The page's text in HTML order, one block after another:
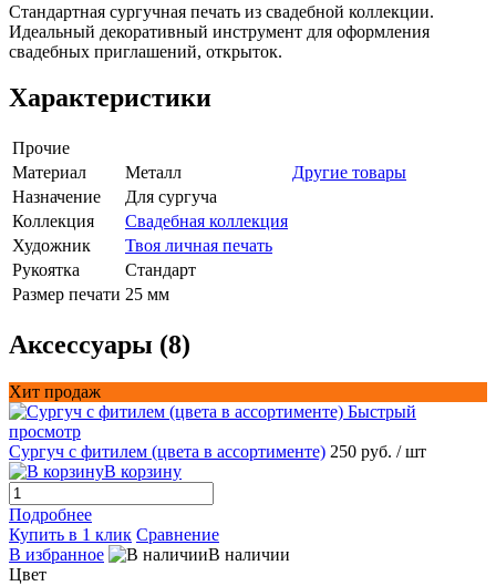
Стандартная сургучная печать из свадебной коллекции.
Идеальный декоративный инструмент для оформления
свадебных приглашений, открыток.
Характеристики
Прочие
Материал
Металл
Другие товары
Назначение
Для сургуча
Коллекция
Свадебная коллекция
Художник
Твоя личная печать
Рукоятка
Стандарт
Размер печати 25 мм
Аксессуары (8)
Хит продаж
Быстрый
просмотр
Сургуч с фитилем (цвета в ассортименте) 250 руб. / шт
В корзину
Подробнее
Купить в 1 клик Сравнение
В избранное
В наличии
Цвет